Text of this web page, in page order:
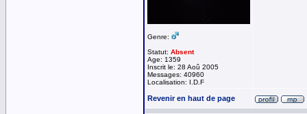
Genre:
Statut: Absent
Age: 1359
Inscrit le: 28 Aoû 2005
Messages: 40960
Localisation: I.D.F
Revenir en haut de page